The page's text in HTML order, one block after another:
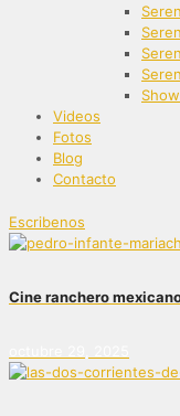
Videos
Fotos
Blog
Contacto
Escribenos
Cine ranchero